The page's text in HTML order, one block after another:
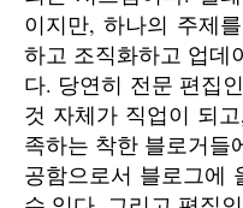
이지만, 하나의 주제
하고 조직화하고 업데
다. 당연히 전문 편집
것 자체가 직업이 되
족하는 착한 블로거들
공함으로서 블로그에